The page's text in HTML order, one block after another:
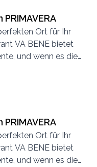
Ort für Ihr
VA BENE bietet
und wenn es die
und
reichen bis
Ort für Ihr
VA BENE bietet
und wenn es die